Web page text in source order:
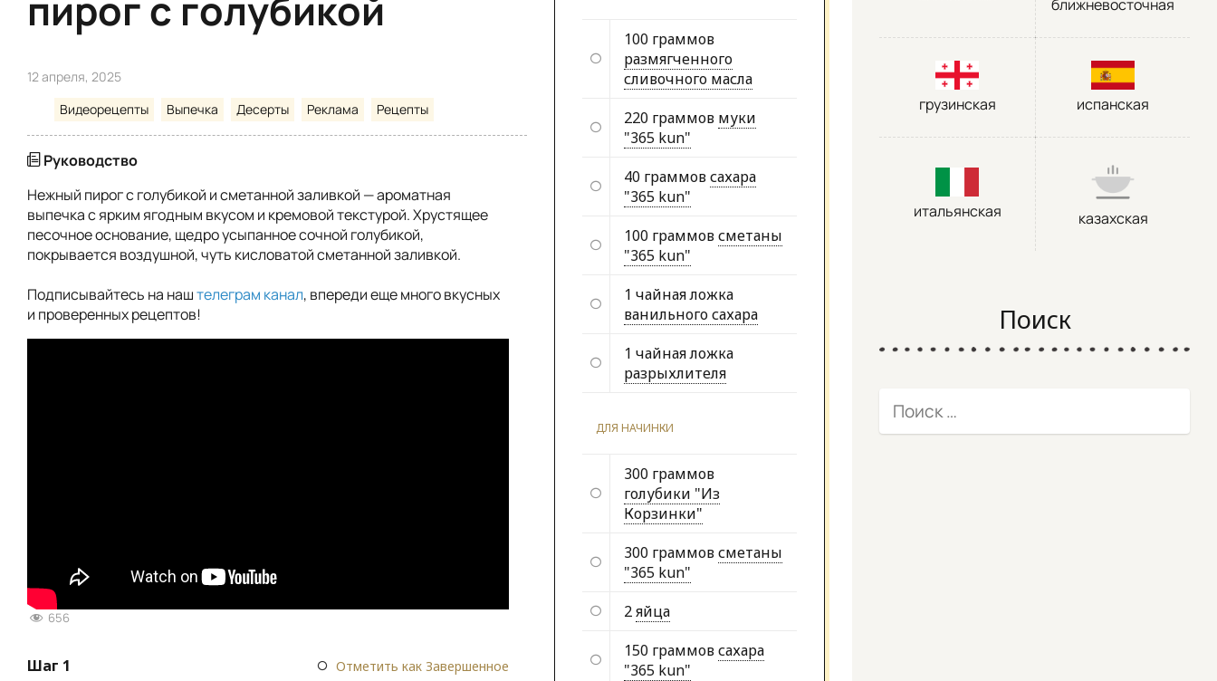
12 апреля, 2025
Видеорецепты
Выпечка Десерты Реклама Рецепты
Руководство
Нежный пирог с голубикой и сметанной заливкой — ароматная
выпечка с ярким ягодным вкусом и кремовой текстурой. Хрустящее
песочное основание, щедро усыпанное сочной голубикой,
покрывается воздушной, чуть кисловатой сметанной заливкой.
Подписывайтесь на наштелеграм канал, впереди еще много вкусных
и проверенных рецептов!
656
Шаг 1 Отметить как Завершенное
100 граммов
размягченного
сливочного масла
220 граммов муки
"365 kun"
40 граммовсахара
"365 kun"
100 граммовсметаны
"365 kun"
1 чайная ложка
ванильного сахара
1 чайная ложка
разрыхлителя
ДЛЯ НАЧИНКИ
300 граммов
голубики "Из
Корзинки"
300 граммовсметаны
"365 kun"
2яйца
150 граммовсахара
"365 kun"
ближневосточная
грузинская испанская
итальянская казахская
Поиск